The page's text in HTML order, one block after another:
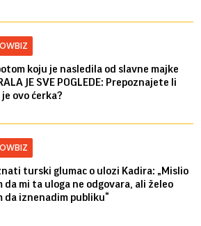
koju je nasledila od slavne majke
JE SVE POGLEDE: Prepoznajete li
je ovo ćerka?
turski glumac o ulozi Kadira: „Mislio
da mi ta uloga ne odgovara, ali želeo
da iznenadim publiku“